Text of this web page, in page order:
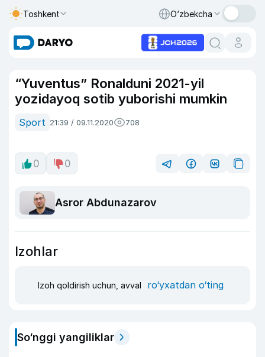
Toshkent O‘zbekcha
“Yuventus” Ronalduni 2021-yil
yozidayoq sotib yuborishi mumkin
Sport 21:39 / 09.11.2020 708
0 0
Asror Abdunazarov
Izohlar
Izoh qoldirish uchun, avval ro‘yxatdan o‘ting
So‘nggi yangiliklar